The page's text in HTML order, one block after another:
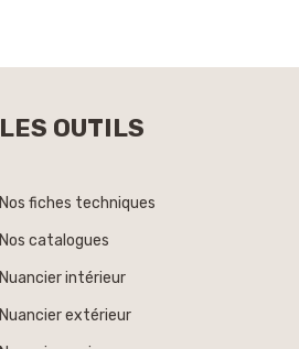
LES OUTILS
Nos fiches techniques
Nos catalogues
Nuancier intérieur
Nuancier extérieur